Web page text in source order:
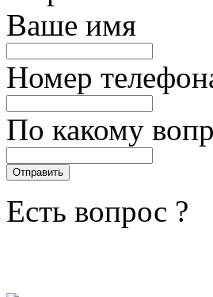
Ваше имя
Номер
По какому
Есть вопрос ?